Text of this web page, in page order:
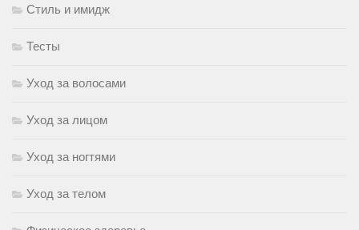
Стиль и имидж
Тесты
Уход за волосами
Уход за лицом
Уход за ногтями
Уход за телом